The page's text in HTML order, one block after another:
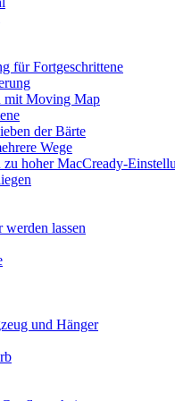
für Fortgeschrittene
mit Moving Map
der Bärte
Wege
hoher MacCready-
werden lassen
und Hänger